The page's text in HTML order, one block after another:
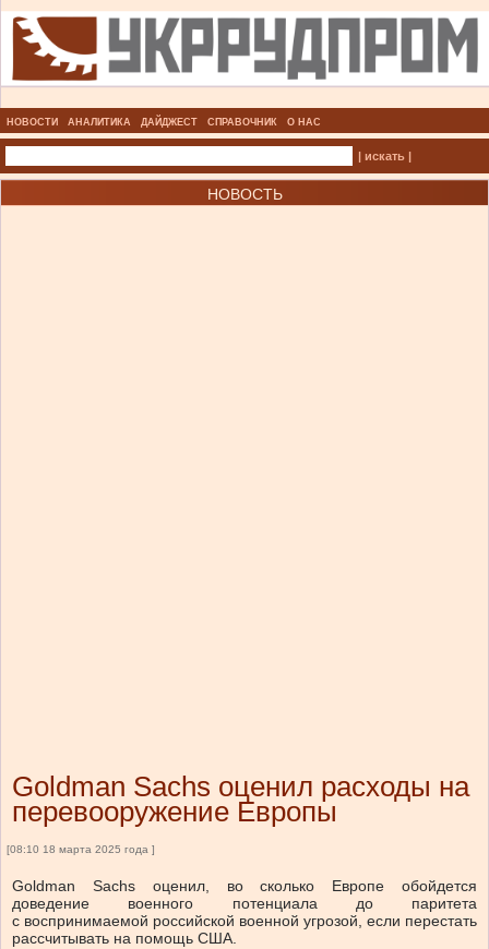
НОВОСТИ АНАЛИТИКА ДАЙДЖЕСТ СПРАВОЧНИК О НАС
| искать |
НОВОСТЬ
Goldman Sachs оценил расходы на
перевооружение Европы
[08:10 18 марта 2025 года ]
Goldman Sachs оценил, во сколько Европе обойдется
доведение военного потенциала до паритета
с воспринимаемой российской военной угрозой, если перестать
рассчитывать на помощь США.